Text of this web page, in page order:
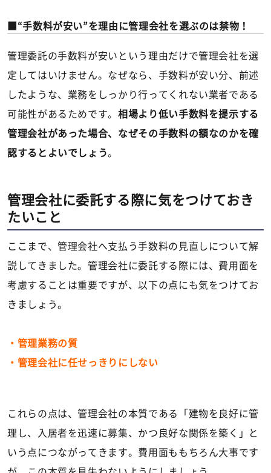
“手数料が安い”を理由に管理会社を選ぶのは禁物！
管理委託の手数料が安いという理由だけで管理会社を選
定してはいけません。なぜなら、手数料が安い分、前述
したような、業務をしっかり行ってくれない業者である
可能性があるためです。相場より低い手数料を提示する
管理会社があった場合、なぜその手数料の額なのかを確
認するとよいでしょう。
管理会社に委託する際に気をつけておき
たいこと
ここまで、管理会社へ支払う手数料の見直しについて解
説してきました。管理会社に委託する際には、費用面を
考慮することは重要ですが、以下の点にも気をつけてお
きましょう。
・管理業務の質
・管理会社に任せっきりにしない
これらの点は、管理会社の本質である「建物を良好に管
理し、入居者を迅速に募集、かつ良好な関係を築く」と
いう点につながってきます。費用面ももちろん大事です